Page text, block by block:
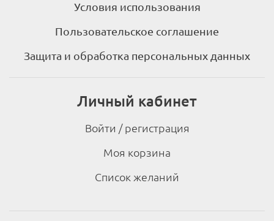
Условия использования
Пользовательское соглашение
Защита и обработка персональных данных
Личный кабинет
Войти / регистрация
Моя корзина
Список желаний